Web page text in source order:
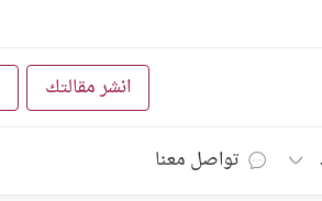
انشر مقالتك
تواصل معنا